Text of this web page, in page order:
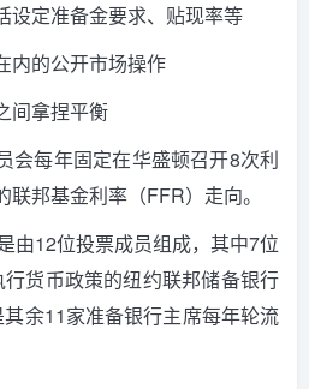
设定准备金要求、贴现率等
内的公开市场操作
间拿捏平衡
会每年固定在华盛顿召开8次利
邦基金利率（FFR）走向。
由12位投票成员组成，其中7位
货币政策的纽约联邦储备银行
余11家准备银行主席每年轮流